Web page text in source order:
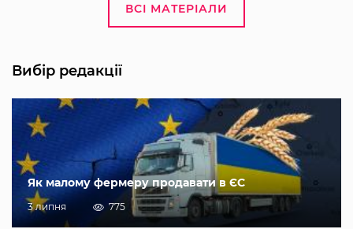
ВСІ МАТЕРІАЛИ
Вибір редакції
Як малому фермеру продавати в ЄС
3 липня 775